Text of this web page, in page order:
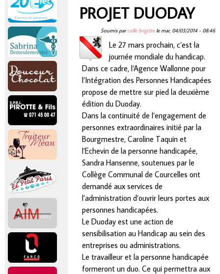
Vous êtes ici
PROJET DUODAY
Soumis parcolle brigittele mar, 04/03/2014 - 08:46
Le 27 mars prochain, c’est la
journée mondiale du handicap.
Dans ce cadre, l’Agence Wallonne pour
l’Intégration des Personnes Handicapées
propose de mettre sur pied la deuxième
édition du Duoday.
Dans la continuité de l’engagement de
personnes extraordinaires initié par la
Bourgmestre, Caroline Taquin et
l’Echevin de la personne handicapée,
Sandra Hansenne, soutenues par le
Collège Communal de Courcelles ont
demandé aux services de
l’administration d’ouvrir leurs portes aux
personnes handicapées.
Le Duoday est une action de
sensibilisation au Handicap au sein des
entreprises ou administrations.
Le travailleur et la personne handicapée
formeront un duo.Ce qui permettra aux
n
c
p
a